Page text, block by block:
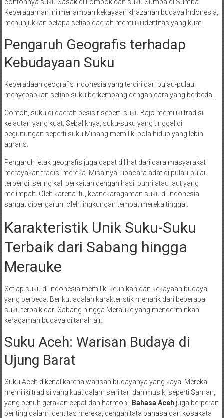
Keberagaman ini menambah kekayaan khazanah budaya Indonesia,
menunjukkan betapa setiap daerah memiliki identitas yang kuat.
Pengaruh Geografis terhadap
Kebudayaan Suku
Keberadaan geografis Indonesia yang terdiri dari pulau-pulau
menyebabkan setiap suku berkembang dengan cara yang berbeda.
Contoh, suku di daerah pesisir seperti suku Bajo memiliki tradisi
kelautan yang kuat. Sebaliknya, suku-suku yang tinggal di
pegunungan seperti suku Minang memiliki pola hidup yang lebih
agraris.
Pengaruh letak geografis juga dapat dilihat dari cara masyarakat
merayakan tradisi mereka. Misalnya, upacara adat di pulau-pulau
terpencil sering kali berkaitan dengan hasil bumi atau laut yang
melimpah. Oleh karena itu, keanekaragaman suku di Indonesia
sangat dipengaruhi oleh lingkungan tempat mereka tinggal.
Karakteristik Unik Suku-Suku
Terbaik dari Sabang hingga
Merauke
Setiap suku di Indonesia memiliki keunikan dan kekayaan budaya
yang berbeda. Berikut adalah karakteristik menarik dari beberapa
suku terbaik dari Sabang hingga Merauke yang mencerminkan
keragaman budaya di tanah air.
Suku Aceh: Warisan Budaya di
Ujung Barat
Suku Aceh dikenal karena warisan budayanya yang kaya. Mereka
memiliki tradisi yang kuat dalam seni tari dan musik, seperti Saman,
yang penuh gerakan cepat dan harmoni. Bahasa Aceh juga berperan
penting dalam identitas mereka, dengan tata bahasa dan kosakata